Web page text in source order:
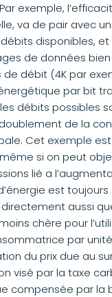
exemple,
va de pair avec
disponibles,
de données bien
débit (4K par
par bit
débits possibles
de la
Cet exemple
si on peut
lié a
est
aussi
chère pour
par
du prix due au
visé par la taxe
compensée par la